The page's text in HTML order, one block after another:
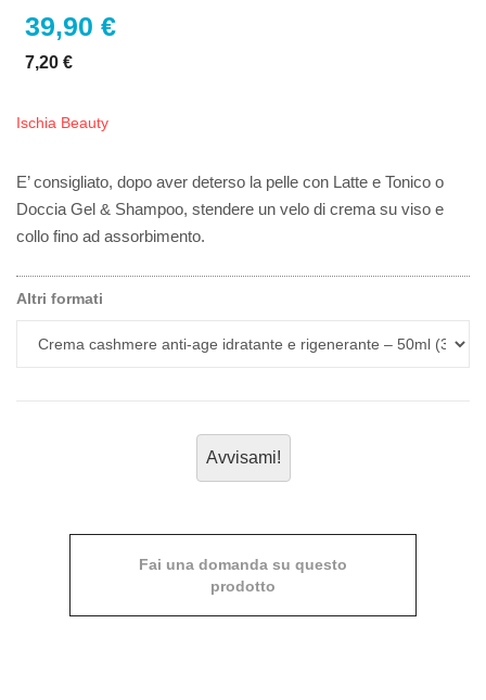
39,90 €
7,20 €
Ischia Beauty
E’ consigliato, dopo aver deterso la pelle con Latte e Tonico o
Doccia Gel & Shampoo, stendere un velo di crema su viso e
collo fino ad assorbimento.
Altri formati
Avvisami!
Fai una domanda su questo
prodotto